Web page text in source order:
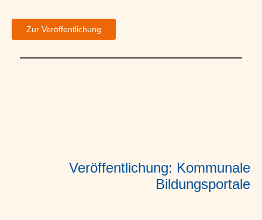
Zur Veröffentlichung
Veröffentlichung: Kommunale
Bildungsportale